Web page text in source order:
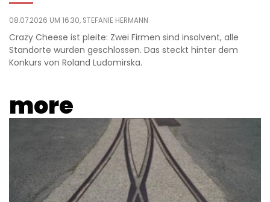
08.07.2026 UM 16:30, STEFANIE HERMANN
Crazy Cheese ist pleite: Zwei Firmen sind insolvent, alle
Standorte wurden geschlossen. Das steckt hinter dem
Konkurs von Roland Ludomirska.
more